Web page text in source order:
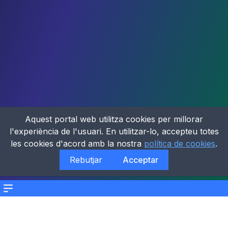
Menu
Aquest portal web utilitza cookies per millorar
l'experiència de l'usuari. En utilitzar-lo, accepteu totes
les cookies d'acord amb la nostra política de cookies.
Rebutjar
Acceptar